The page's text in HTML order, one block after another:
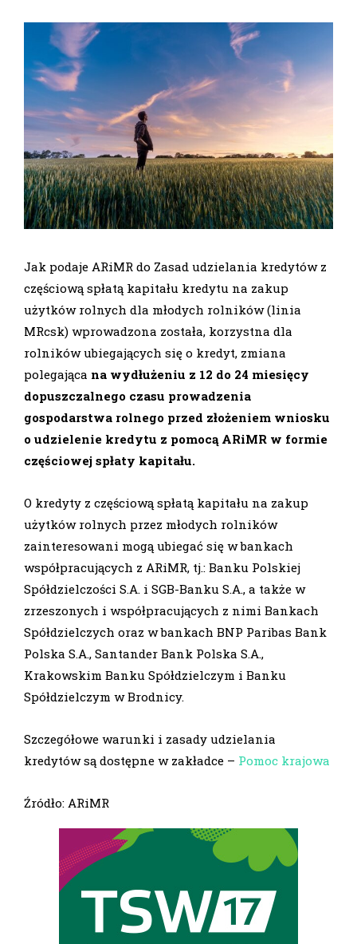
Jak podaje ARiMR do Zasad udzielania kredytów z
częściową spłatą kapitału kredytu na zakup
użytków rolnych dla młodych rolników (linia
MRcsk) wprowadzona została, korzystna dla
rolników ubiegających się o kredyt, zmiana
polegająca na wydłużeniu z 12 do 24 miesięcy
dopuszczalnego czasu prowadzenia
gospodarstwa rolnego przed złożeniem wniosku
o udzielenie kredytu z pomocą ARiMR w formie
częściowej spłaty kapitału.
O kredyty z częściową spłatą kapitału na zakup
użytków rolnych przez młodych rolników
zainteresowani mogą ubiegać się w bankach
współpracujących z ARiMR, tj.: Banku Polskiej
Spółdzielczości S.A. i SGB-Banku S.A., a także w
zrzeszonych i współpracujących z nimi Bankach
Spółdzielczych oraz w bankach BNP Paribas Bank
Polska S.A., Santander Bank Polska S.A.,
Krakowskim Banku Spółdzielczym i Banku
Spółdzielczym w Brodnicy.
Szczegółowe warunki i zasady udzielania
kredytów są dostępne w zakładce – Pomoc krajowa
Źródło: ARiMR